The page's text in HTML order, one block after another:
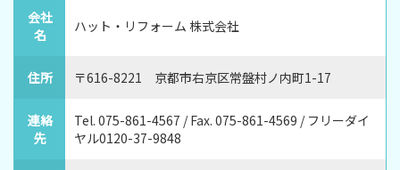
会社
名
ハット・リフォーム 株式会社
住所 〒616-8221 京都市右京区常盤村ノ内町1-17
連絡
先
Tel. 075-861-4567 / Fax. 075-861-4569 / フリーダイ
ヤル0120-37-9848